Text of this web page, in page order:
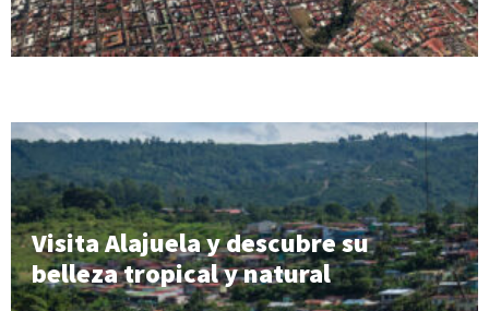
Visita Alajuela y descubre su
belleza tropical y natural